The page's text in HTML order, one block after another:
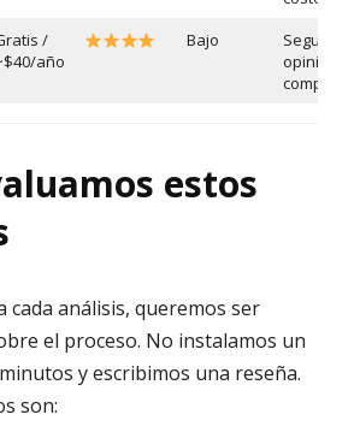
/
año
Bajo
Segunda
opinión y
estos
cada análisis, queremos ser
el proceso. No instalamos un
y escribimos una reseña.
son: